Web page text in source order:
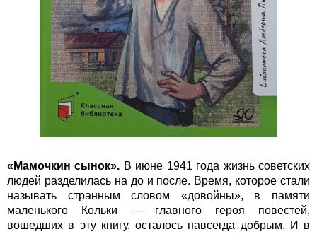
«Мамочкин сынок». В июне 1941 года жизнь советских
людей разделилась на до и после. Время, которое стали
называть странным словом «довойны», в памяти
маленького Кольки — главного героя повестей,
вошедших в эту книгу, осталось навсегда добрым. И в